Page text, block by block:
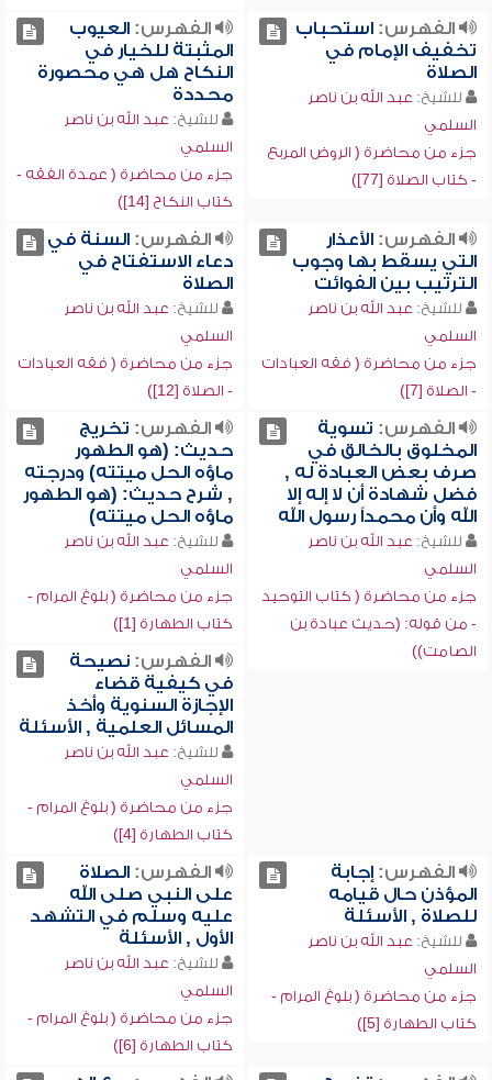
الفهرس:استحباب
تخفيف الإمام في
الصلاة
للشيخ: عبد الله بن ناصر
السلمي
جزء من محاضرة ( الروض المربع
- كتاب الصلاة [77])
الفهرس:العيوب
المثبتة للخيار في
النكاح هل هي محصورة
محددة
للشيخ: عبد الله بن ناصر
السلمي
جزء من محاضرة ( عمدة الفقه -
كتاب النكاح [14])
الفهرس:الأعذار
التي يسقط بها وجوب
الترتيب بين الفوائت
للشيخ: عبد الله بن ناصر
السلمي
جزء من محاضرة ( فقه العبادات
- الصلاة [7])
الفهرس:السنة في
دعاء الاستفتاح في
الصلاة
للشيخ: عبد الله بن ناصر
السلمي
جزء من محاضرة ( فقه العبادات
- الصلاة [12])
الفهرس: تسوية
المخلوق بالخالق في
صرف بعض العبادة له ,
فضل شهادة أن لا إله إلا
الله وأن محمداً رسول الله
للشيخ: عبد الله بن ناصر
السلمي
جزء من محاضرة ( كتاب التوحيد
- من قوله: (حديث عبادة بن
الصامت))
الفهرس: تخريج
حديث: (هو الطهور
ماؤه الحل ميتته) ودرجته
, شرح حديث: (هو الطهور
ماؤه الحل ميتته)
للشيخ: عبد الله بن ناصر
السلمي
جزء من محاضرة ( بلوغ المرام -
كتاب الطهارة [1])
الفهرس:نصيحة
في كيفية قضاء
الإجازة السنوية وأخذ
المسائل العلمية , الأسئلة
للشيخ: عبد الله بن ناصر
السلمي
جزء من محاضرة ( بلوغ المرام -
كتاب الطهارة [4])
الفهرس:إجابة
المؤذن حال قيامه
للصلاة , الأسئلة
للشيخ: عبد الله بن ناصر
السلمي
جزء من محاضرة ( بلوغ المرام -
كتاب الطهارة [5])
الفهرس:الصلاة
على النبي صلى الله
عليه وسلم في التشهد
الأول , الأسئلة
للشيخ: عبد الله بن ناصر
السلمي
جزء من محاضرة ( بلوغ المرام -
كتاب الطهارة [6])